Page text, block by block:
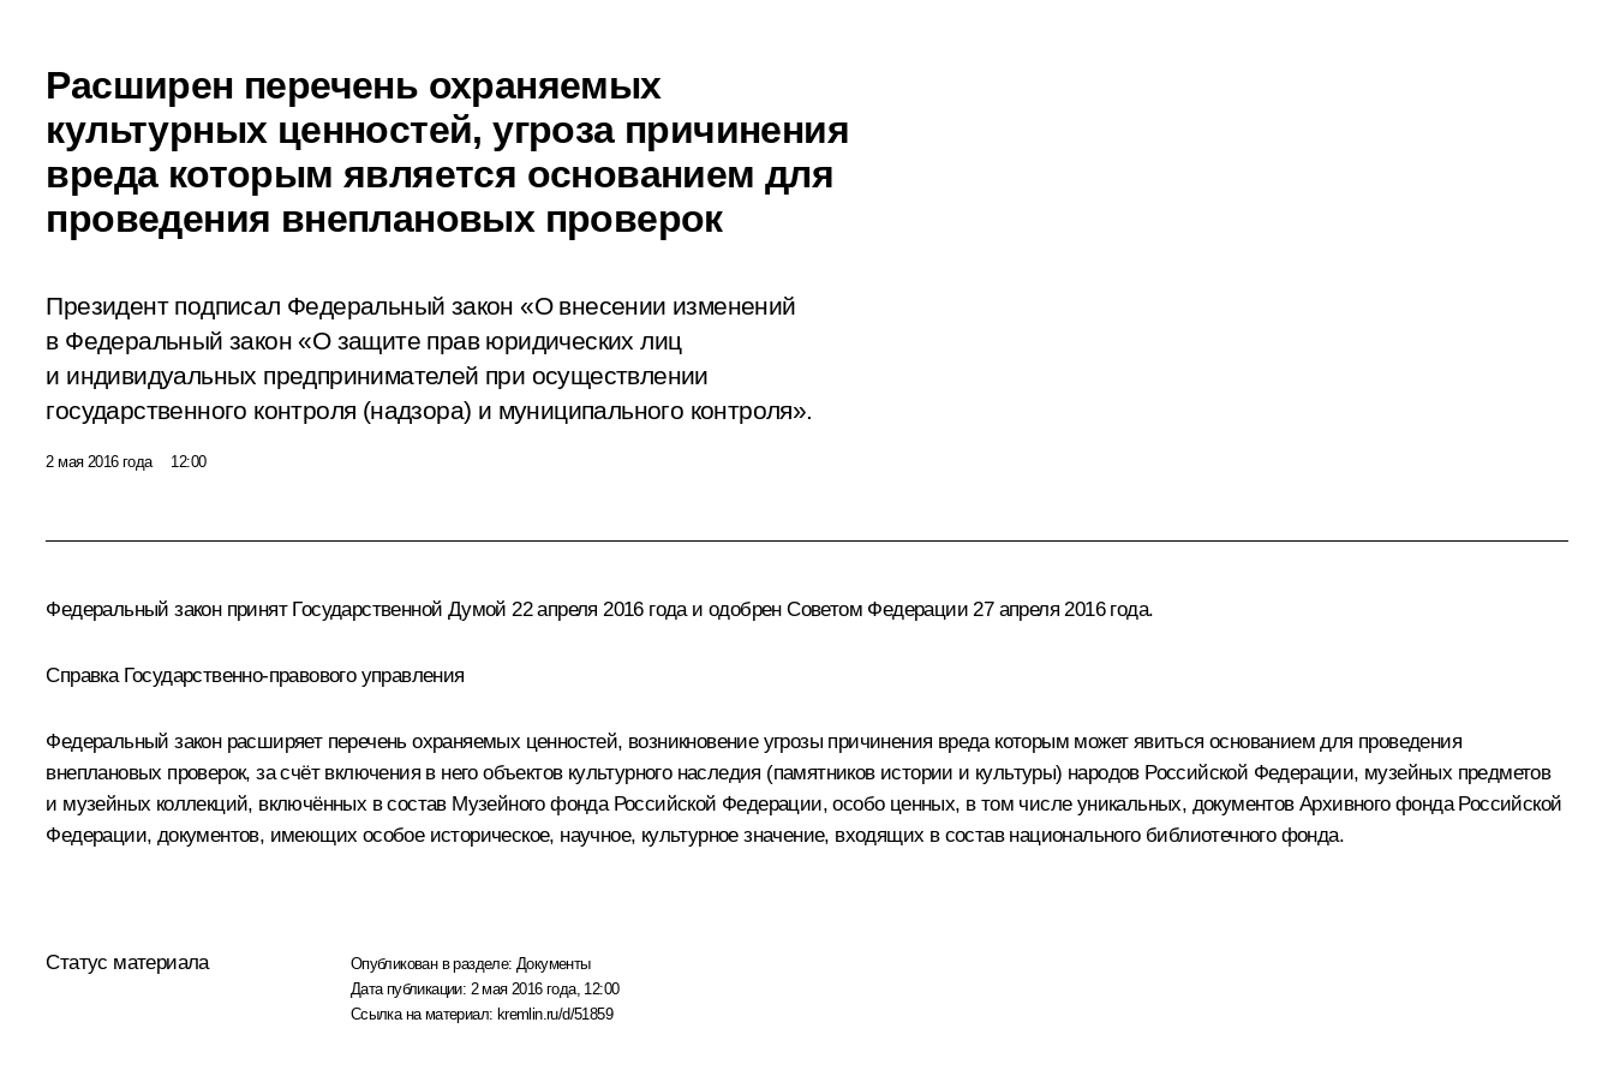
Расширен перечень охраняемых
культурных ценностей, угроза причинения
вреда которым является основанием для
проведения внеплановых проверок
Президент подписал Федеральный закон «О внесении изменений
в Федеральный закон «О защите прав юридических лиц
и индивидуальных предпринимателей при осуществлении
государственного контроля (надзора) и муниципального контроля».
2 мая 2016 года 12:00
Федеральный закон принят Государственной Думой 22 апреля 2016 года и одобрен Советом Федерации 27 апреля 2016 года.
Справка Государственно-правового управления
Федеральный закон расширяет перечень охраняемых ценностей, возникновение угрозы причинения вреда которым может явиться основанием для проведения
внеплановых проверок, за счёт включения в него объектов культурного наследия (памятников истории и культуры) народов Российской Федерации, музейных предметов
и музейных коллекций, включённых в состав Музейного фонда Российской Федерации, особо ценных, в том числе уникальных, документов Архивного фонда Российской
Федерации, документов, имеющих особое историческое, научное, культурное значение, входящих в состав национального библиотечного фонда.
Статус материала Опубликован в разделе: Документы
Дата публикации: 2 мая 2016 года, 12:00
Ссылка на материал: kremlin.ru/d/51859